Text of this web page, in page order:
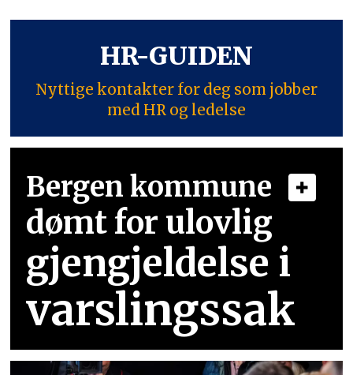
HR-GUIDEN
Nyttige kontakter for deg som jobber
med HR og ledelse
Bergen kommune
dømt for ulovlig
gjengjeldelse i
varslingssak